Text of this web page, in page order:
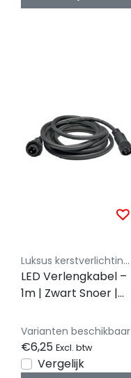
Luksus kerstverlichting koppelbaar 230V
LED Verlengkabel –
1m | Zwart Snoer |
IP65
Varianten beschikbaar
€6,25 Excl. btw
Vergelijk